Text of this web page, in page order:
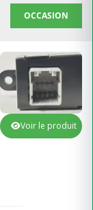
OCCASION
Voir le produit